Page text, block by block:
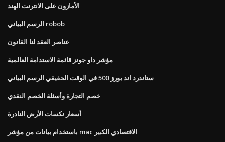
الأمازون على الانترنت الهند
الرسم البياني robob
عناصر العقد لنا القانون
مؤشر داو جونز قائمة الاستدامة العالمية
ستاندرد اند بورز 500 في الوقت الحقيقي الرسم البياني
خصم التجارة وأسئلة الخصم النقدي
أسعار نكسات الأرض النادرة
باستخدام بيانات من مؤشر mac الاقتصادي الكبير